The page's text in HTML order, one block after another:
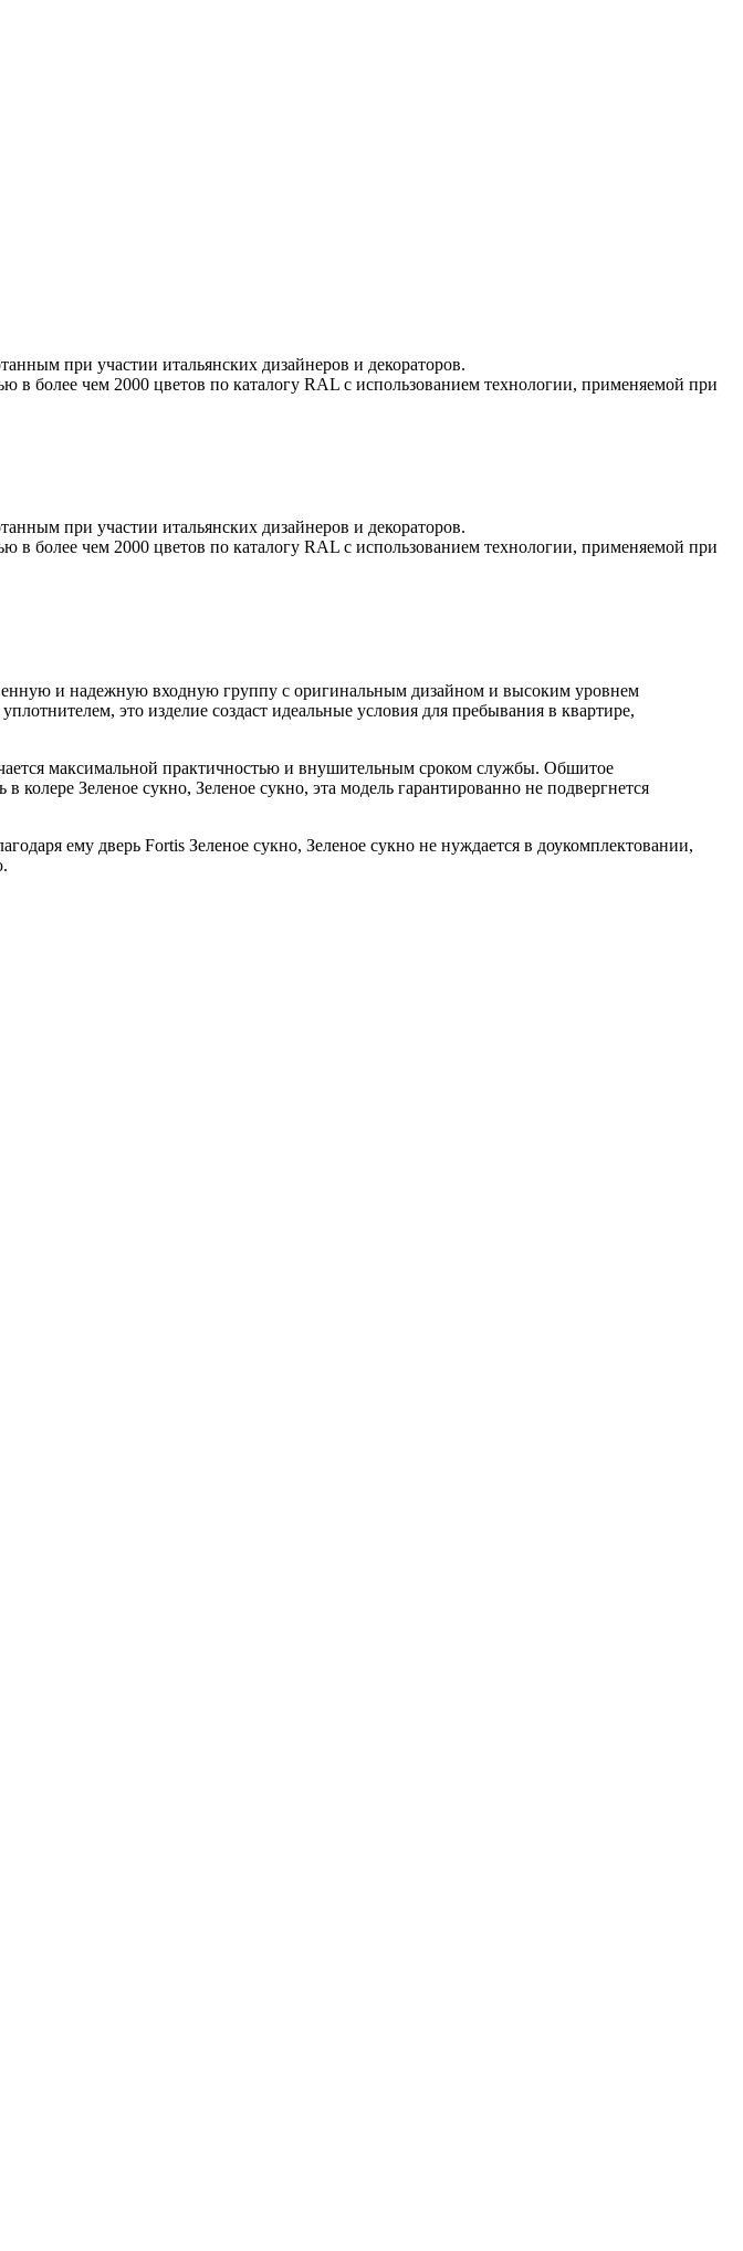
при участии итальянских дизайнеров и декораторов.
более чем 2000 цветов по каталогу RAL с использованием технологии, применяемой при
при участии итальянских дизайнеров и декораторов.
более чем 2000 цветов по каталогу RAL с использованием технологии, применяемой при
и надежную входную группу с оригинальным дизайном и высоким уровнем
это изделие создаст идеальные условия для пребывания в квартире,
максимальной практичностью и внушительным сроком службы. Обшитое
Зеленое сукно, Зеленое сукно, эта модель гарантированно не подвергнется
ему дверь Fortis Зеленое сукно, Зеленое сукно не нуждается в доукомплектовании,